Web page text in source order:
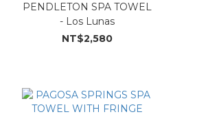
PENDLETON SPA TOWEL
- Los Lunas
NT$2,580